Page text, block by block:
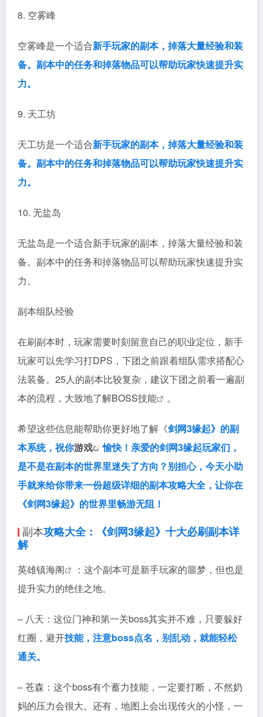
8. 空雾峰
空雾峰是一个适合新手玩家的副本，掉落大量经验和装
备。副本中的任务和掉落物品可以帮助玩家快速提升实
力。
9. 天工坊
天工坊是一个适合新手玩家的副本，掉落大量经验和装
备。副本中的任务和掉落物品可以帮助玩家快速提升实
力。
10. 无盐岛
无盐岛是一个适合新手玩家的副本，掉落大量经验和装
备。副本中的任务和掉落物品可以帮助玩家快速提升实
力。
副本组队经验
在刷副本时，玩家需要时刻留意自己的职业定位，新手
玩家可以先学习打DPS，下团之前跟着组队需求搭配心
法装备。25人的副本比较复杂，建议下团之前看一遍副
本的流程，大致地了解BOSS技能 。
希望这些信息能帮助你更好地了解《剑网3缘起》的副
本系统，祝你游戏
愉快！亲爱的剑网3缘起玩家们，
是不是在副本的世界里迷失了方向？别担心，今天小助
手就来给你带来一份超级详细的副本攻略大全，让你在
《剑网3缘起》的世界里畅游无阻！
副本攻略大全：《剑网3缘起》十大必刷副本详
解
英雄镇海阁
：这个副本可是新手玩家的噩梦，但也是
提升实力的绝佳之地。
– 八天：这位门神和第一关boss其实并不难，只要躲好
红圈，避开技能，注意boss点名，别乱动，就能轻松
通关。
– 苍森：这个boss有个蓄力技能，一定要打断，不然奶
妈的压力会很大。还有，地图上会出现传火的小怪，一